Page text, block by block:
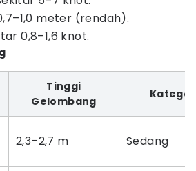
meter (rendah).
0,8–1,6 knot.
Tinggi
Gelombang
2,3–2,7 m Sedang